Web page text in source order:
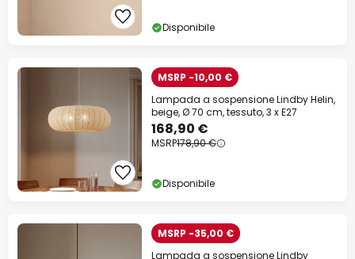
Disponibile
MSRP -10,00 €
Lampada a sospensione Lindby Helin,
beige, Ø 70 cm, tessuto, 3 x E27
168,90 €
MSRP178,90 €
Disponibile
MSRP -35,00 €
Lampada a sospensione Lindby